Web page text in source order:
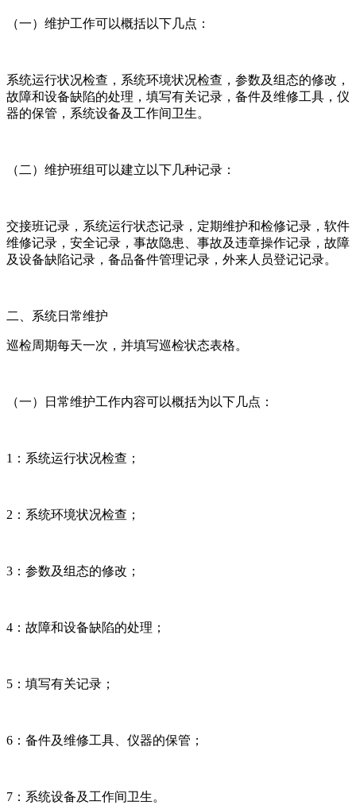
（一）维护工作可以概括以下几点：
系统运行状况检查，系统环境状况检查，参数及组态的修改，
故障和设备缺陷的处理，填写有关记录，备件及维修工具，仪
器的保管，系统设备及工作间卫生。
（二）维护班组可以建立以下几种记录：
交接班记录，系统运行状态记录，定期维护和检修记录，软件
维修记录，安全记录，事故隐患、事故及违章操作记录，故障
及设备缺陷记录，备品备件管理记录，外来人员登记记录。
二、系统日常维护
巡检周期每天一次，并填写巡检状态表格。
（一）日常维护工作内容可以概括为以下几点：
1：系统运行状况检查；
2：系统环境状况检查；
3：参数及组态的修改；
4：故障和设备缺陷的处理；
5：填写有关记录；
6：备件及维修工具、仪器的保管；
7：系统设备及工作间卫生。